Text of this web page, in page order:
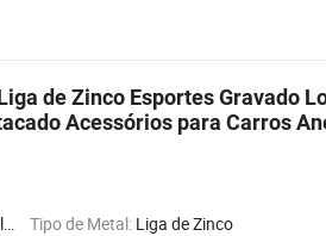
de Zinco Esportes Gravado
Acessórios para Carros
Tipo de Metal: Liga de Zinco